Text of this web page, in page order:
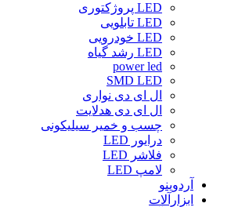
LED پروژکتوری
LED تابلویی
LED خودرویی
LED رشد گیاه
power led
SMD LED
ال ای دی نواری
ال ای دی هدلایت
چسب و خمیر سیلیکونی
درایور LED
فلاشر LED
لامپ LED
آردوینو
ابزارآلات